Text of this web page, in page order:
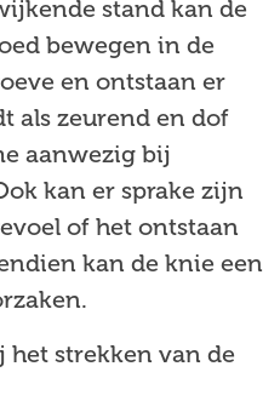
stand kan de
bewegen in de
en ontstaan er
als zeurend en dof
aanwezig bij
kan er sprake zijn
of het ontstaan
kan de knie een
strekken van de